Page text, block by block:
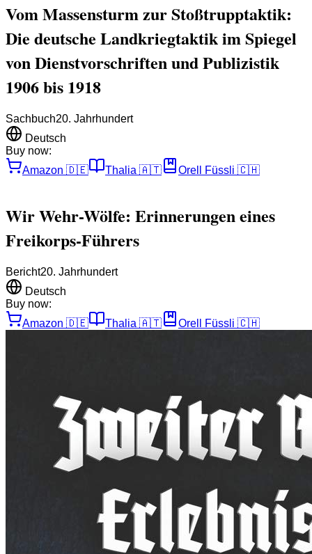
Vom Massensturm zur Stoßtrupptaktik:
Die deutsche Landkriegtaktik im Spiegel
von Dienstvorschriften und Publizistik
1906 bis 1918
Sachbuch20. Jahrhundert
Deutsch
Buy now:
Amazon 🇩🇪 Thalia 🇦🇹 Orell Füssli 🇨🇭
Wir Wehr-Wölfe: Erinnerungen eines
Freikorps-Führers
Bericht20. Jahrhundert
Deutsch
Buy now:
Amazon 🇩🇪 Thalia 🇦🇹 Orell Füssli 🇨🇭